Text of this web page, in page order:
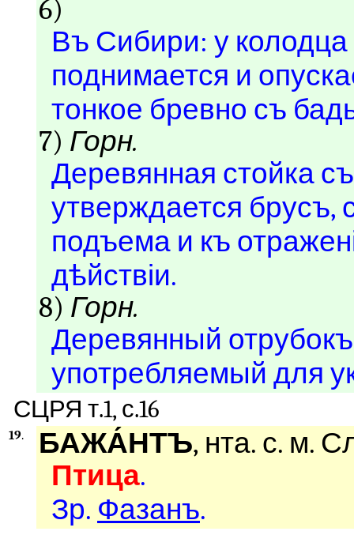
6)
Въ Сибири: у
поднимается и
тонкое бревно съ
7) Горн.
Деревянная стойка
утверждается брусъ,
подъема и къ
дѣйствіи.
8) Горн.
Деревянный
употребляемый для
СЦРЯ т.1, с.16
19. БАЖА́НТЪ, нта. с. м.
Птица.
Зр. Фазанъ.